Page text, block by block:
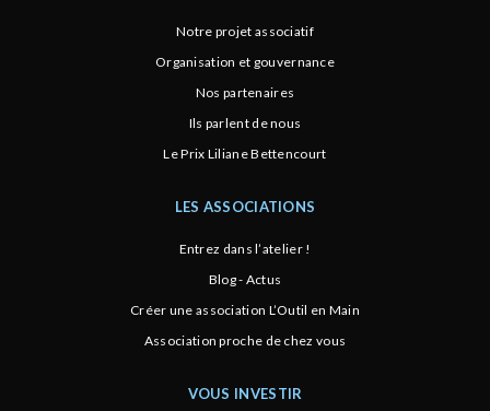
Notre projet associatif
Organisation et gouvernance
Nos partenaires
Ils parlent de nous
Le Prix Liliane Bettencourt
LES ASSOCIATIONS
Entrez dans l’atelier !
Blog - Actus
Créer une association L’Outil en Main
Association proche de chez vous
VOUS INVESTIR